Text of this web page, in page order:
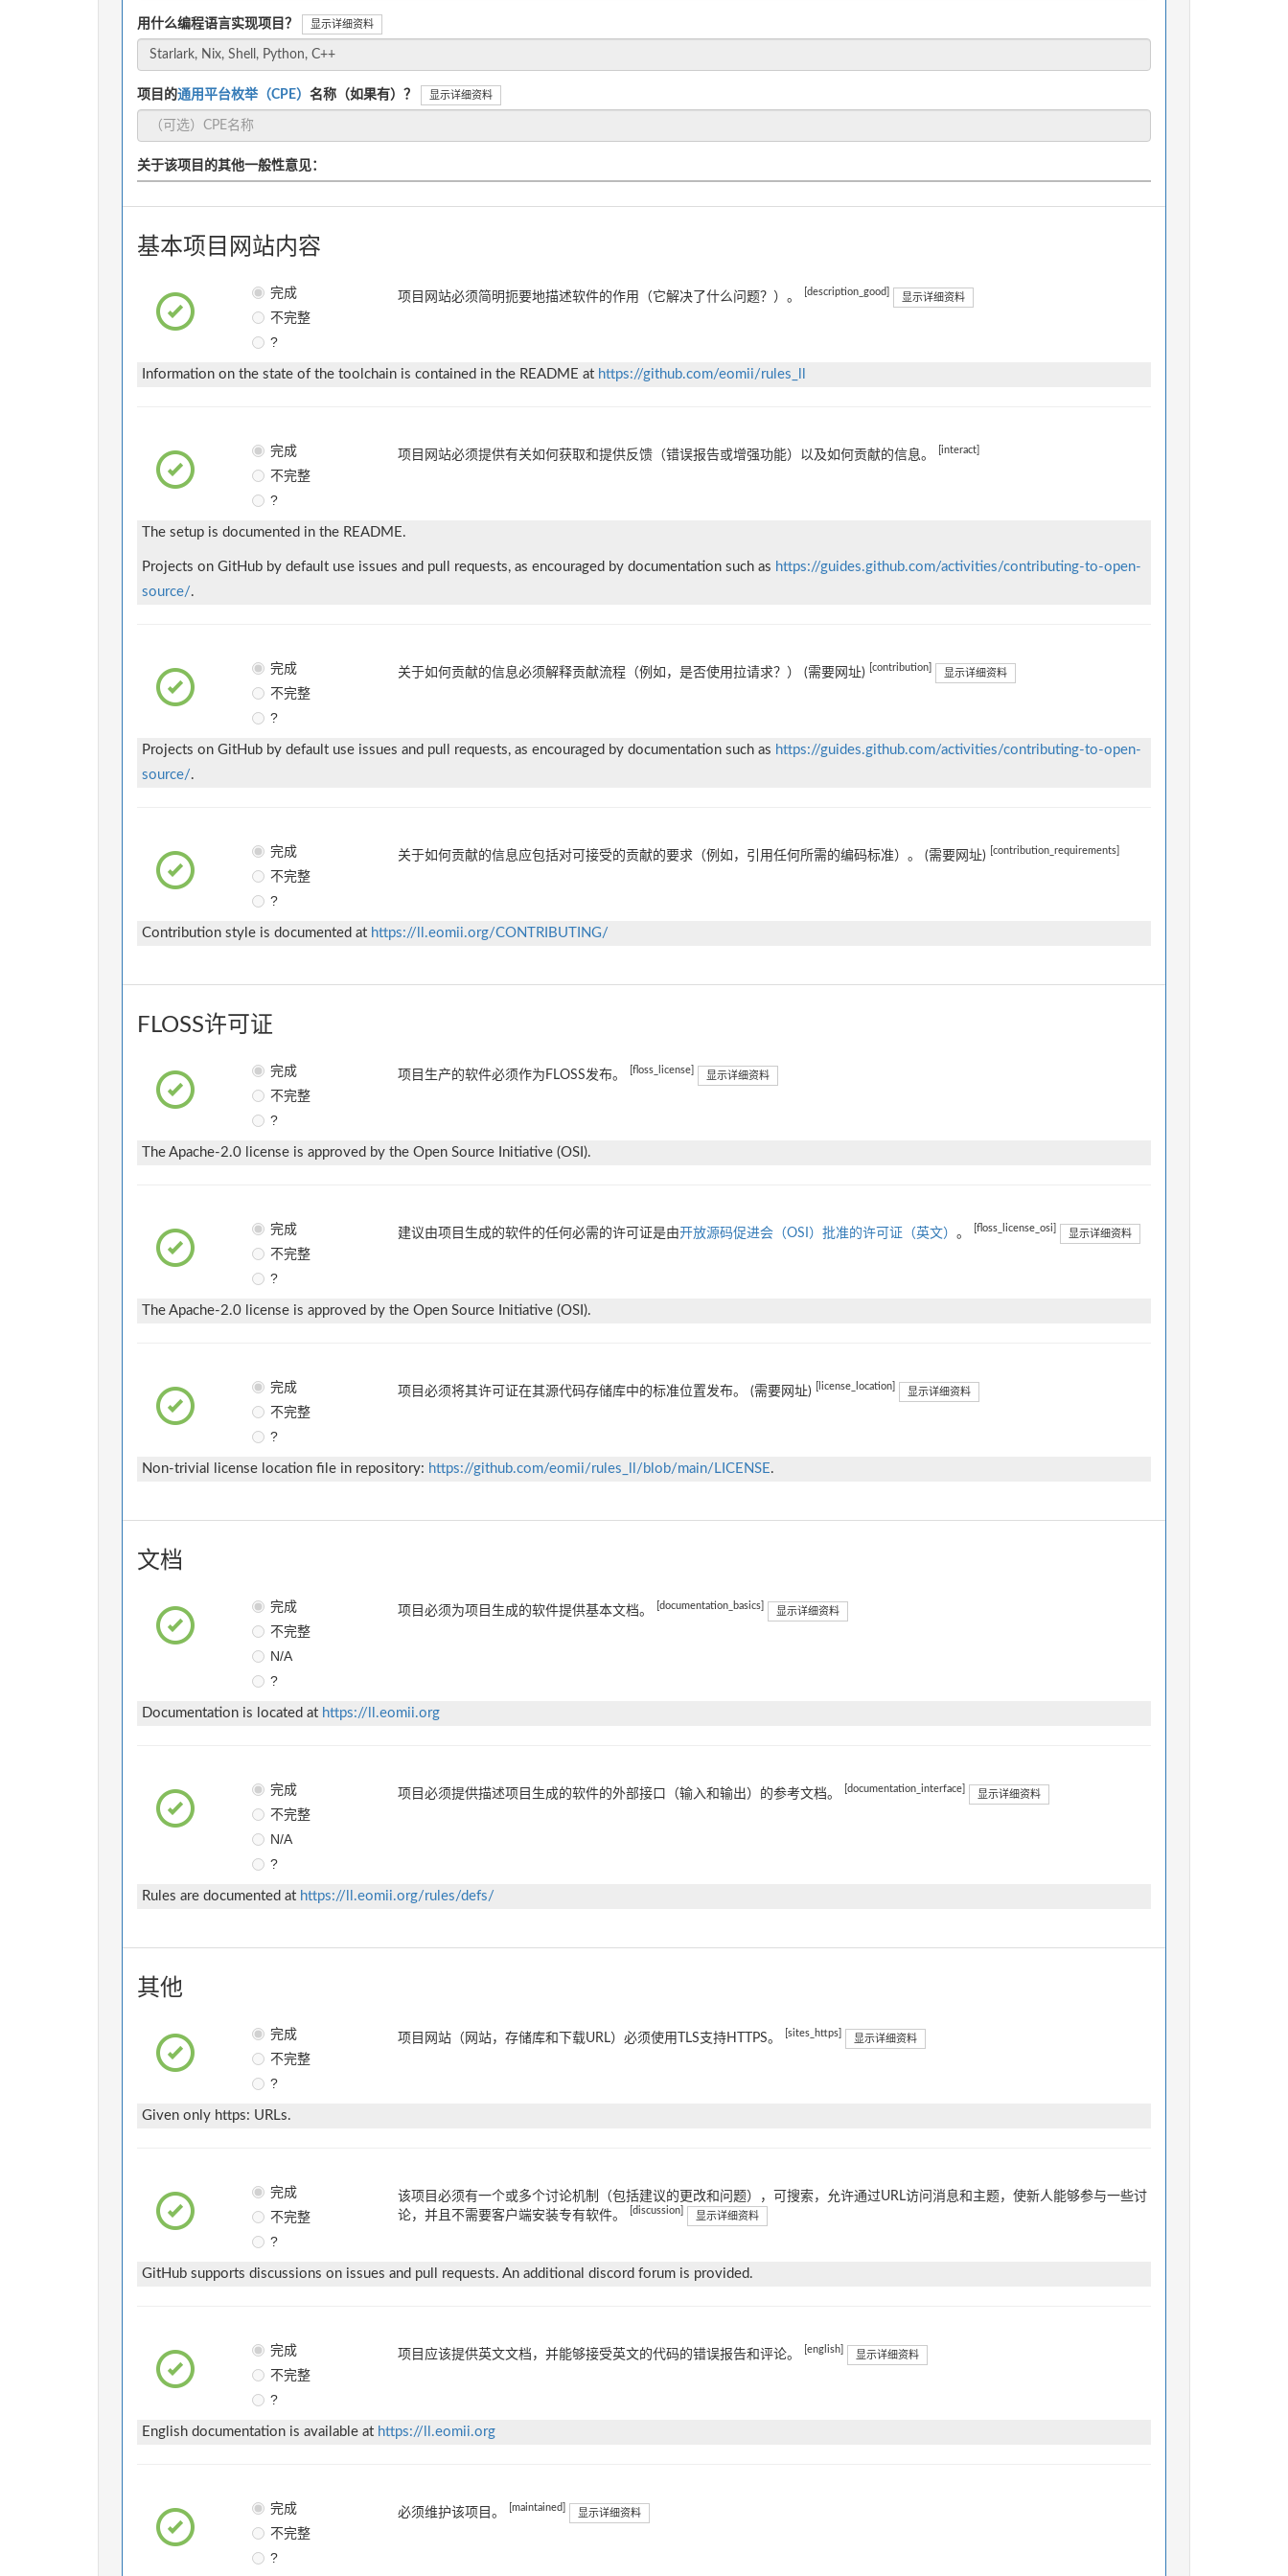
用什么编程语言实现项目？ 显示详细资料
项目的通用平台枚举（CPE） 名称（如果有）？ 显示详细资料
关于该项目的其他一般性意见：
基本项目网站内容
完成
不完整
?
项目网站必须简明扼要地描述软件的作用（它解决了什么问题？）。 [description_good] 显示详细资料
Information on the state of the toolchain is contained in the README at https://github.com/eomii/rules_ll
完成
不完整
?
项目网站必须提供有关如何获取和提供反馈（错误报告或增强功能）以及如何贡献的信息。 [interact]
The setup is documented in the README.
Projects on GitHub by default use issues and pull requests, as encouraged by documentation such as https://guides.github.com/activities/contributing-to-open-
source/.
完成
不完整
?
关于如何贡献的信息必须解释贡献流程（例如，是否使用拉请求？） (需要网址) [contribution] 显示详细资料
Projects on GitHub by default use issues and pull requests, as encouraged by documentation such as https://guides.github.com/activities/contributing-to-open-
source/.
完成
不完整
?
关于如何贡献的信息应包括对可接受的贡献的要求（例如，引用任何所需的编码标准）。 (需要网址) [contribution_requirements]
Contribution style is documented at https://ll.eomii.org/CONTRIBUTING/
FLOSS许可证
完成
不完整
?
项目生产的软件必须作为FLOSS发布。 [floss_license] 显示详细资料
The Apache-2.0 license is approved by the Open Source Initiative (OSI).
完成
不完整
?
建议由项目生成的软件的任何必需的许可证是由开放源码促进会（OSI）批准的许可证（英文） 。 [floss_license_osi] 显示详细资料
The Apache-2.0 license is approved by the Open Source Initiative (OSI).
完成
不完整
?
项目必须将其许可证在其源代码存储库中的标准位置发布。 (需要网址) [license_location] 显示详细资料
Non-trivial license location file in repository: https://github.com/eomii/rules_ll/blob/main/LICENSE.
文档
完成
不完整
N/A
?
项目必须为项目生成的软件提供基本文档。 [documentation_basics] 显示详细资料
Documentation is located at https://ll.eomii.org
完成
不完整
N/A
?
项目必须提供描述项目生成的软件的外部接口（输入和输出）的参考文档。 [documentation_interface] 显示详细资料
Rules are documented at https://ll.eomii.org/rules/defs/
其他
完成
不完整
?
项目网站（网站，存储库和下载URL）必须使用TLS支持HTTPS。 [sites_https] 显示详细资料
Given only https: URLs.
完成
不完整
?
该项目必须有一个或多个讨论机制（包括建议的更改和问题），可搜索，允许通过URL访问消息和主题，使新人能够参与一些讨
论，并且不需要客户端安装专有软件。
[discussion] 显示详细资料
GitHub supports discussions on issues and pull requests. An additional discord forum is provided.
完成
不完整
?
项目应该提供英文文档，并能够接受英文的代码的错误报告和评论。 [english] 显示详细资料
English documentation is available at https://ll.eomii.org
完成
不完整
?
必须维护该项目。 [maintained] 显示详细资料